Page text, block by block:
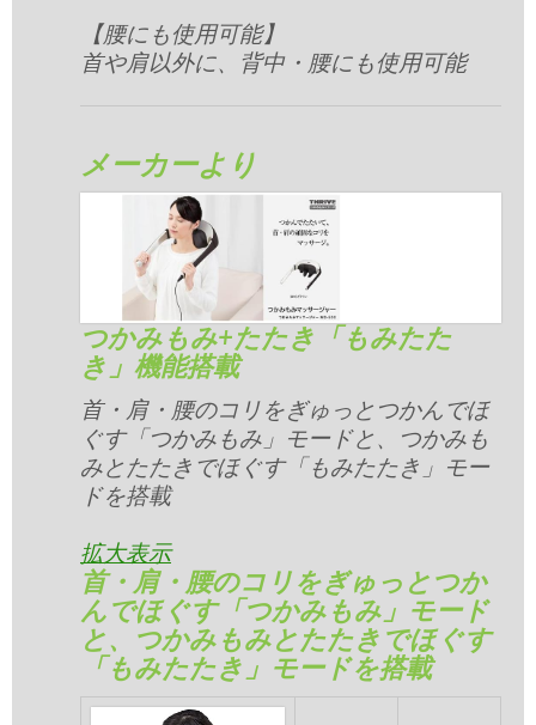
【腰にも使用可能】
首や肩以外に、背中・腰にも使用可能
メーカーより
つかみもみ+たたき「もみたた
き」機能搭載
首・肩・腰のコリをぎゅっとつかんでほ
ぐす「つかみもみ」モードと、つかみも
みとたたきでほぐす「もみたたき」モー
ドを搭載
拡大表示
首・肩・腰のコリをぎゅっとつか
んでほぐす「つかみもみ」モード
と、つかみもみとたたきでほぐす
「もみたたき」モードを搭載